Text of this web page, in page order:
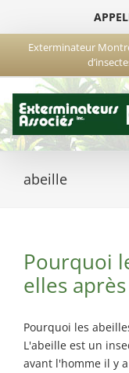
contenuExterminateur
abeille
Pourquoi
elles
Pourquoi les
L'abeille est un
avant l'homme il y